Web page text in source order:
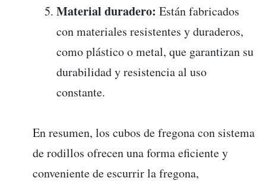
Material duradero: Están fabricados
con materiales resistentes y duraderos,
como plástico o metal, que garantizan su
durabilidad y resistencia al uso
constante.
En resumen, los cubos de fregona con sistema
de rodillos ofrecen una forma eficiente y
conveniente de escurrir la fregona,